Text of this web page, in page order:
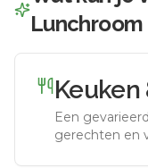
Keuken
Een
gerechten en